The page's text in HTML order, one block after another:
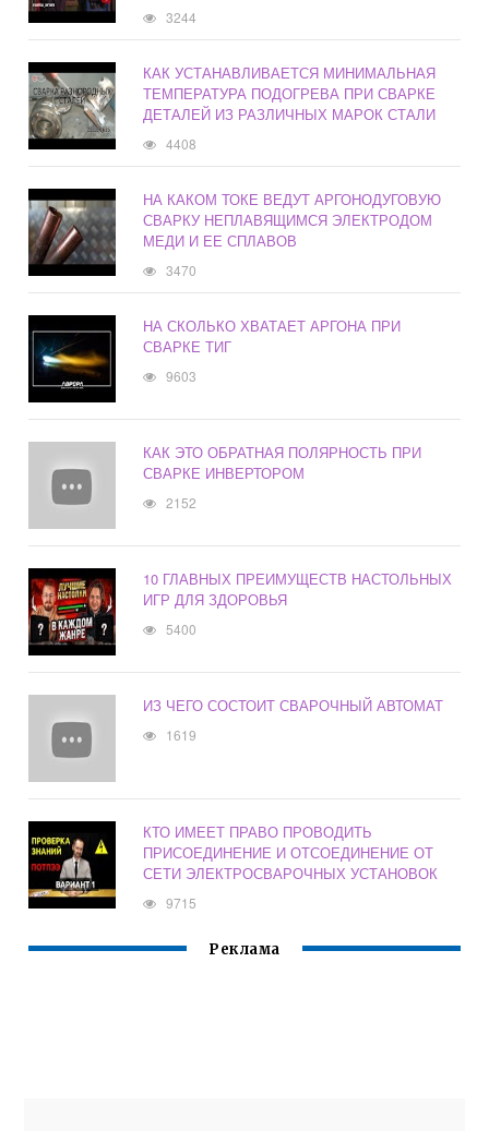
3244
КАК УСТАНАВЛИВАЕТСЯ МИНИМАЛЬНАЯ
ТЕМПЕРАТУРА ПОДОГРЕВА ПРИ СВАРКЕ
ДЕТАЛЕЙ ИЗ РАЗЛИЧНЫХ МАРОК СТАЛИ
4408
НА КАКОМ ТОКЕ ВЕДУТ АРГОНОДУГОВУЮ
СВАРКУ НЕПЛАВЯЩИМСЯ ЭЛЕКТРОДОМ
МЕДИ И ЕЕ СПЛАВОВ
3470
НА СКОЛЬКО ХВАТАЕТ АРГОНА ПРИ
СВАРКЕ ТИГ
9603
КАК ЭТО ОБРАТНАЯ ПОЛЯРНОСТЬ ПРИ
СВАРКЕ ИНВЕРТОРОМ
2152
10 ГЛАВНЫХ ПРЕИМУЩЕСТВ НАСТОЛЬНЫХ
ИГР ДЛЯ ЗДОРОВЬЯ
5400
ИЗ ЧЕГО СОСТОИТ СВАРОЧНЫЙ АВТОМАТ
1619
КТО ИМЕЕТ ПРАВО ПРОВОДИТЬ
ПРИСОЕДИНЕНИЕ И ОТСОЕДИНЕНИЕ ОТ
СЕТИ ЭЛЕКТРОСВАРОЧНЫХ УСТАНОВОК
9715
Реклама